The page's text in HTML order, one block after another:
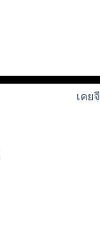
เคยจี